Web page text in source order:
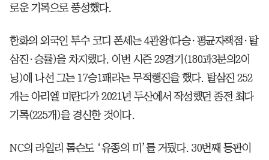
로운 기록으로 풍성했다.
한화의 외국인 투수 코디 폰세는 4관왕(다승·평균자책점·탈
삼진·승률)을 차지했다. 이번 시즌 29경기(180과3분의2이
닝)에 나선 그는 17승1패라는 무적행진을 했다. 탈삼진 252
개는 아리엘 미란다가 2021년 두산에서 작성했던 종전 최다
기록(225개)을 경신한 것이다.
NC의 라일리 톰슨도 ‘유종의 미’를 거뒀다. 30번째 등판이